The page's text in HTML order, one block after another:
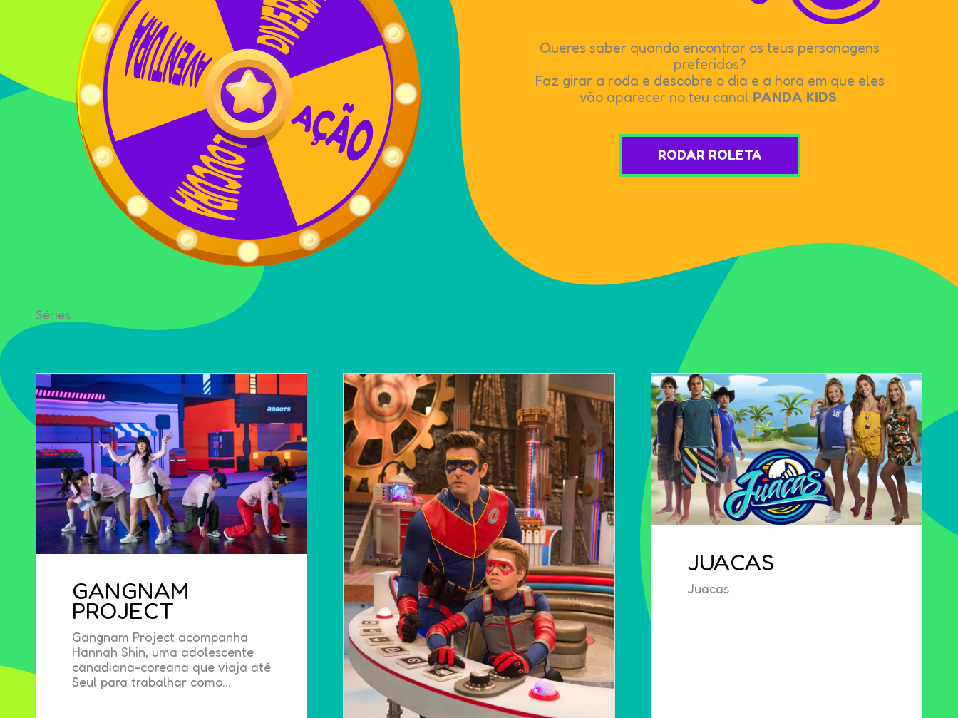
Queres saber quando encontrar os teus personagens
preferidos?
Faz girar a roda e descobre o dia e a hora em que eles
vão aparecer no teu canal PANDA KIDS.
RODAR ROLETA
Séries
GANGNAM
PROJECT
Gangnam Project acompanha
Hannah Shin, uma adolescente
canadiana-coreana que viaja até
Seul para trabalhar como…
JUACAS
Juacas